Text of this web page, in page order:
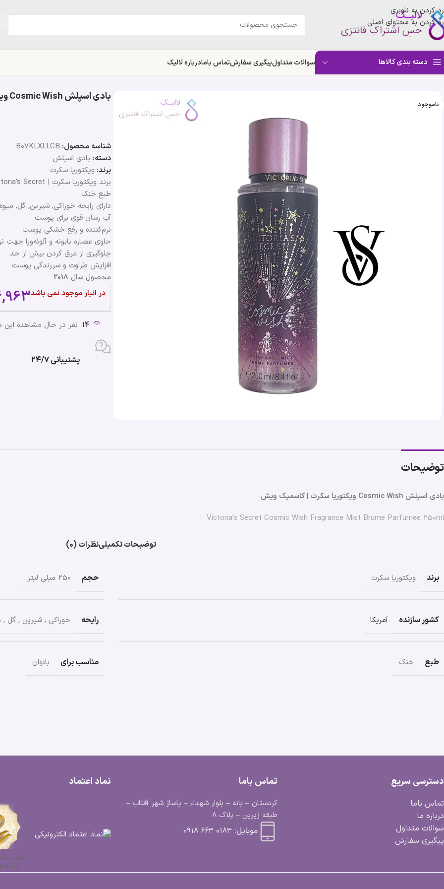
رد کردن به ناوبری
رد کردن به محتوای اصلی
دسته بندی کالاها سوالات متداولپیگیری سفارشتماس بامادرباره لالیک
خانه فروشگاه»
ناموجود
بادی اسپلش Cosmic Wish ویکتوریا سکرت | کاسمیک ویش
شناسه محصول: B07KLXLLCB
دسته: بادی اسپلش
برند: ویکتوریا سکرت
برند ویکتوریا سکرت | Victoria’s Secret
طبع خنک
دارای رایحه خوراکی, شیرین, گل, میوه
آب رسان قوی برای پوست
نرم‌کننده و رفع خشکی پوست
حاوی عصاره بابونه و آلوئه‌ورا
جلوگیری از عرق کردن بیش از حد
افزایش طراوت و سرزندگی پوست
محصول سال 2018
در انبار موجود نمی باشد
14 نفر در حال مشاهده
پشتیبانی ۲۴/۷
توضیحات
بادی اسپلش Cosmic Wish ویکتوریا سکرت | کاسمیک ویش
Victoria’s Secret Cosmic Wish Fragrance Mist Brume Parfumee 250ml
توضیحات تکمیلینظرات (0)
برند ویکتوریا سکرت حجم 250 میلی لیتر
کشور سازنده آمریکا رایحه خوراکی , شیرین , گل ,
طبع خنک مناسب برای بانوان
دسترسی سریع
تماس باما
درباره ما
سوالات متداول
پیگیری سفارش
تماس باما
کردستان – بانه – بلوار شهداء – پاساژ شهر آفتاب –
طبقه زیرین – پلاک 8
موبایل: 0183 663 0918
نماد اعتماد